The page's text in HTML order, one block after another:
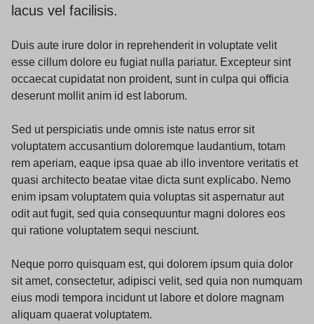
lacus vel facilisis.
Duis aute irure dolor in reprehenderit in voluptate velit
esse cillum dolore eu fugiat nulla pariatur. Excepteur sint
occaecat cupidatat non proident, sunt in culpa qui officia
deserunt mollit anim id est laborum.
Sed ut perspiciatis unde omnis iste natus error sit
voluptatem accusantium doloremque laudantium, totam
rem aperiam, eaque ipsa quae ab illo inventore veritatis et
quasi architecto beatae vitae dicta sunt explicabo. Nemo
enim ipsam voluptatem quia voluptas sit aspernatur aut
odit aut fugit, sed quia consequuntur magni dolores eos
qui ratione voluptatem sequi nesciunt.
Neque porro quisquam est, qui dolorem ipsum quia dolor
sit amet, consectetur, adipisci velit, sed quia non numquam
eius modi tempora incidunt ut labore et dolore magnam
aliquam quaerat voluptatem.